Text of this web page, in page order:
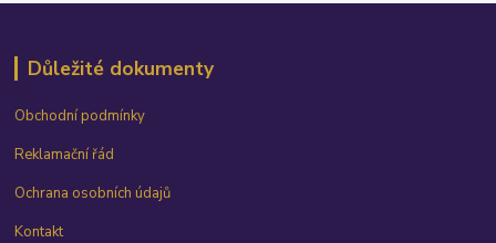
Důležité dokumenty
Obchodní podmínky
Reklamační řád
Ochrana osobních údajů
Kontakt